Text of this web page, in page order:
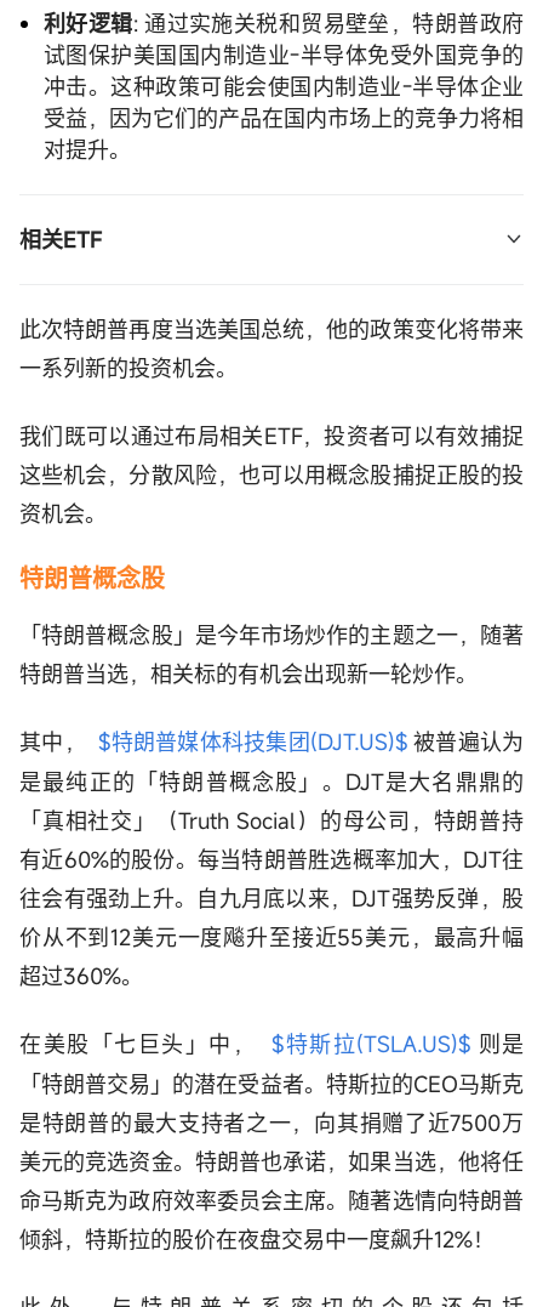
利好逻辑: 通过实施关税和贸易壁垒，特朗普政府
试图保护美国国内制造业-半导体免受外国竞争的
冲击。这种政策可能会使国内制造业-半导体企业
受益，因为它们的产品在国内市场上的竞争力将相
对提升。
相关ETF
ETF(IYJ.US)$
,
$工业股指数ETF-
Vanguard(VIS.US)$
此次特朗普再度当选美国总统，他的政策变化将带来
一系列新的投资机会。
我们既可以通过布局相关ETF，投资者可以有效捕捉
这些机会，分散风险，也可以用概念股捕捉正股的投
资机会。
特朗普概念股
「特朗普概念股」是今年市场炒作的主题之一，随著
特朗普当选，相关标的有机会出现新一轮炒作。
其中， $特朗普媒体科技集团(DJT.US)$ 被普遍认为
是最纯正的「特朗普概念股」。DJT是大名鼎鼎的
「真相社交」（Truth Social）的母公司，特朗普持
有近60%的股份。每当特朗普胜选概率加大，DJT往
往会有强劲上升。自九月底以来，DJT强势反弹，股
价从不到12美元一度飚升至接近55美元，最高升幅
超过360%。
在美股「七巨头」中， $特斯拉(TSLA.US)$ 则是
「特朗普交易」的潜在受益者。特斯拉的CEO马斯克
是特朗普的最大支持者之一，向其捐赠了近7500万
美元的竞选资金。特朗普也承诺，如果当选，他将任
命马斯克为政府效率委员会主席。随著选情向特朗普
倾斜，特斯拉的股价在夜盘交易中一度飙升12%！